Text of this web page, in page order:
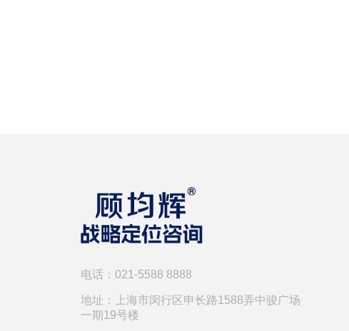
电话：021-5588 8888
地址：上海市闵行区申长路1588弄中骏广场
一期19号楼